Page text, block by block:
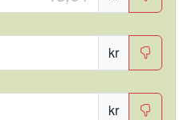
kr
kr